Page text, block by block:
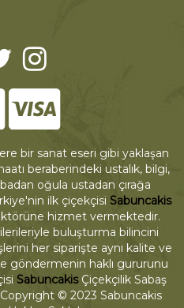
bir sanat eseri gibi yaklaşan
beraberindeki ustalık, bilgi,
oğula ustadan çırağa
ilk çiçekçisi Sabuncakis
hizmet vermektedir.
buluşturma bilincini
her siparişte aynı kalite ve
göndermenin haklı gururunu
SabuncakisÇiçekçilik Sabaş
© 2023 Sabuncakis